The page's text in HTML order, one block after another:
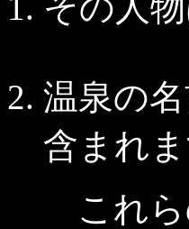
温泉の
含まれま
これらの